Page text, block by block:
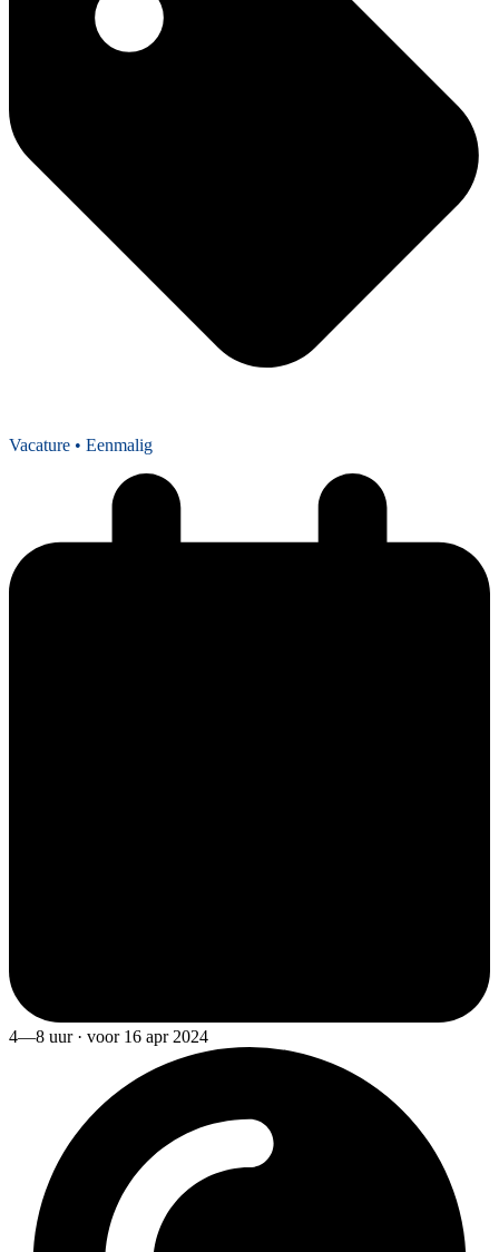
Vacature • Eenmalig
4—8 uur · voor 16 apr 2024